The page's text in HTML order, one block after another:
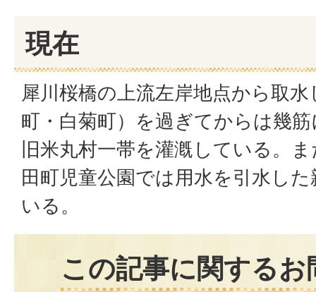
現在
犀川桜橋の上流左岸地点から取
町・白菊町）を過ぎてからは幾
旧米丸村一帯を灌漑している。
田町児童公園では用水を引水し
いる。
この記事に関する